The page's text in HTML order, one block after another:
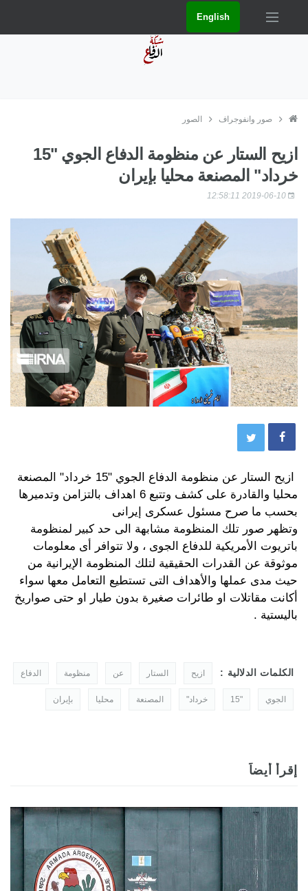
English
صور وانفوجراف الصور
ازيح الستار عن منظومة الدفاع الجوي "15
خرداد" المصنعة محليا بإيران
ازيح الستار عن منظومة الدفاع الجوي "15 خرداد" المصنعة
محليا والقادرة على كشف وتتبع 6 اهداف بالتزامن وتدميرها
بحسب ما صرح مسئول عسكرى إيرانى
وتظهر صور تلك المنظومة مشابهة الى حد كبير لمنظومة
باتريوت الأمريكية للدفاع الجوى ، ولا تتوافر أى معلومات
موثوقة عن القدرات الحقيقية لتلك المنظومة الإيرانية من
حيث مدى عملها والأهداف التى تستطيع التعامل معها سواء
أكانت مقاتلات او طائرات صغيرة بدون طيار او حتى صواريخ
باليستية .
الكلمات الدلالية : ازيح الستار عن منظومة الدفاع
الجوي "15 خرداد" المصنعة محليا بإيران
إقرأ أيضاً